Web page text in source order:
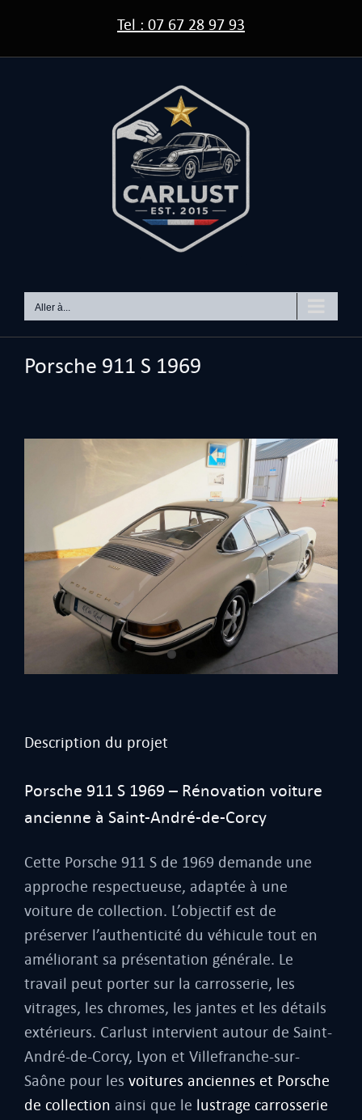
contenu
Tel : 07 67 28 97 93
Aller à...
Porsche 911 S 1969
Description du projet
Porsche 911 S 1969 – Rénovation voiture
ancienne à Saint-André-de-Corcy
Cette Porsche 911 S de 1969 demande une
approche respectueuse, adaptée à une
voiture de collection. L’objectif est de
préserver l’authenticité du véhicule tout en
améliorant sa présentation générale. Le
travail peut porter sur la carrosserie, les
vitrages, les chromes, les jantes et les détails
extérieurs. Carlust intervient autour de Saint-
André-de-Corcy, Lyon et Villefranche-sur-
Saône pour les voitures anciennes et Porsche
de collection ainsi que le lustrage carrosserie